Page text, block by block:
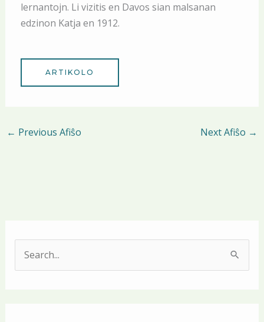
lernantojn. Li vizitis en Davos sian malsanan
edzinon Katja en 1912.
ARTIKOLO
← Previous Afiŝo Next Afiŝo →